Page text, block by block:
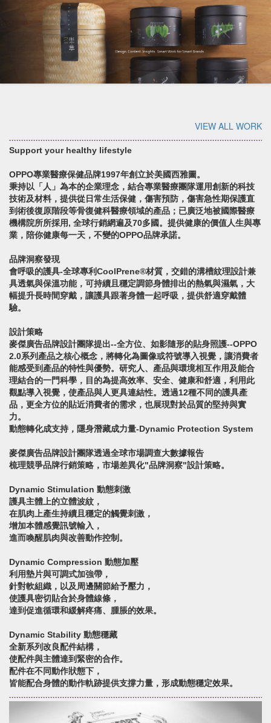
VIEW ALL WORK
Support your healthy lifestyle
OPPO專業醫療保健品牌1997年創立於美國西雅圖。
秉持以「人」為本的企業理念，結合專業醫療團隊運用創新的科技
技術及材料，提供從日常生活保健，傷害預防，傷害急性期保護直
到術後復原階段等骨復健科醫療領域的產品；已廣泛地被國際醫療
機構院所所採用, 全球行銷網遍及70多國。提供健康的價值人生與專
業，陪你健康每一天，不變的OPPO品牌承諾。
品牌洞察發現
會呼吸的護具-全球專利CoolPrene®材質，交錯的溝槽紋理設計兼
具透氣與保溫功能，可持續且穩定調節身體排出的熱氣與濕氣，大
幅提升長時間穿戴，讓護具跟著身體一起呼吸，提供舒適穿戴體
驗。
設計策略
麥傑廣告品牌設計團隊提出--全方位、如影隨形的貼身照護--OPPO
2.0系列產品之核心概念，將轉化為圖像或符號導入視覺，讓消費者
能感受到產品的特性與優勢。研究人、產品與環境相互作用及能合
理結合的一門科學，目的為提高效率、安全、健康和舒適，利用此
觀點導入視覺，使產品與人更具連結性。透過12種不同的護具產
品，更全方位的貼近消費者的需求，也展現對於品質的堅持與實
力。
動態轉化成支持，隱身潛藏成力量-Dynamic Protection System
麥傑廣告品牌設計團隊透過全球市場調查大數據報告
梳理競爭品牌行銷策略，市場差異化"品牌洞察"設計策略。
Dynamic Stimulation 動態刺激
護具主體上的立體波紋，
在肌肉上產生持續且穩定的觸覺刺激，
增加本體感覺訊號輸入，
進而喚醒肌肉與改善動作控制。
Dynamic Compression 動態加壓
利用墊片與可調式加強帶，
針對軟組織，以及周邊關節給予壓力，
使護具密切貼合於身體線條，
達到促進循環和緩解疼痛、腫脹的效果。
Dynamic Stability 動態穩藏
全新系列改良配件結構，
使配件與主體達到緊密的合作。
配件在不同動作狀態下，
皆能配合身體的動作軌跡提供支撐力量，形成動態穩定效果。